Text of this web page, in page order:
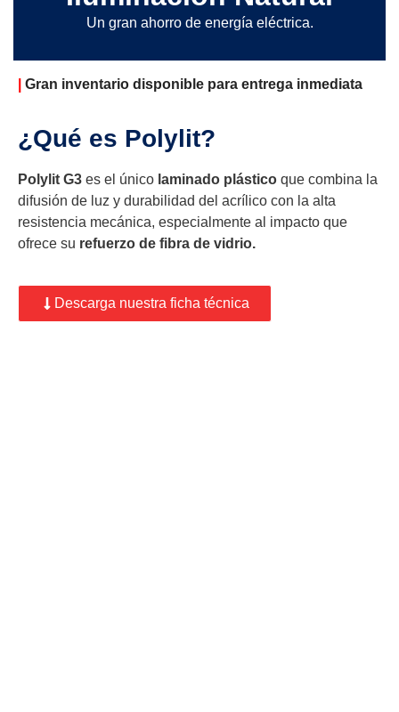
Un gran ahorro de energía eléctrica.
Gran inventario disponible para entrega inmediata
¿Qué es Polylit?
Polylit G3 es el único laminado plástico que combina la
difusión de luz y durabilidad del acrílico con la alta
resistencia mecánica, especialmente al impacto que
ofrece su refuerzo de fibra de vidrio.
Descarga nuestra ficha técnica